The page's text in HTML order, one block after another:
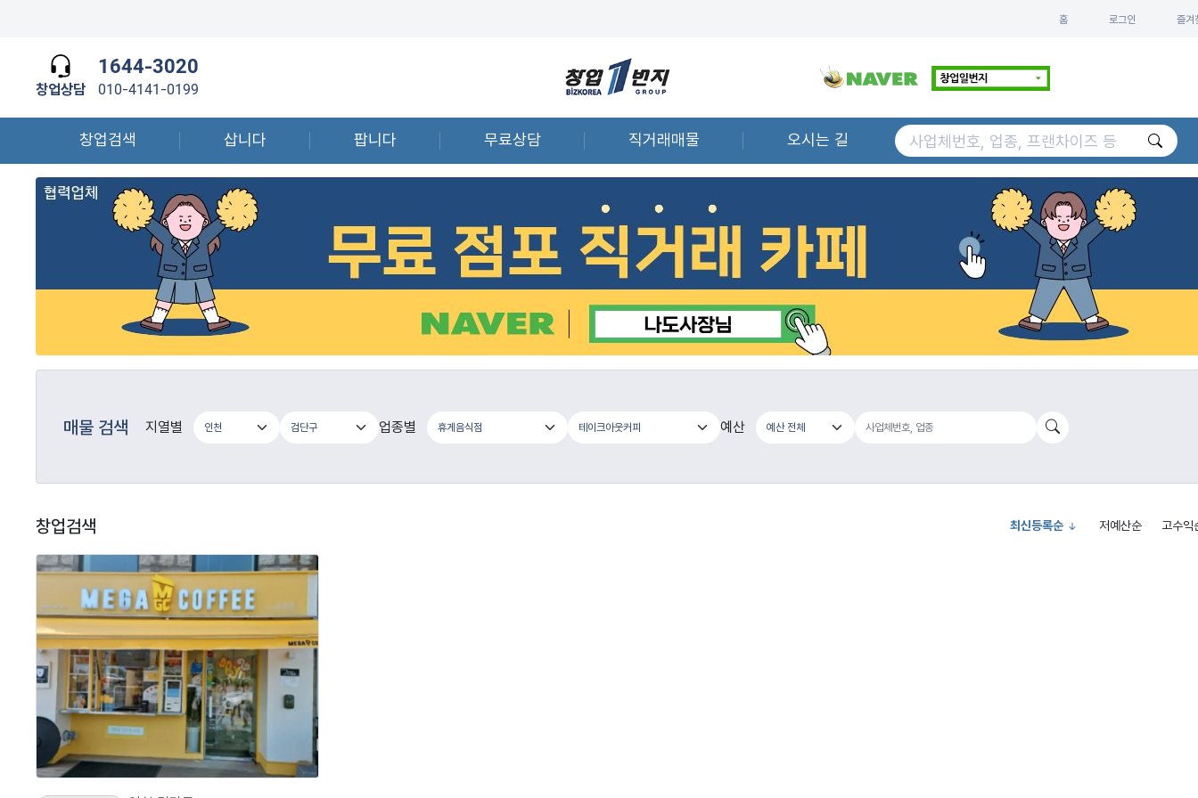
홈 로그인 즐겨
창업상담
1644-3020
010-4141-0199
창업검색 삽니다 팝니다 무료상담 직거래매물 오시는 길
매물 검색 지열별 업종별 예산
창업검색 최신등록순 저예산순 고수익